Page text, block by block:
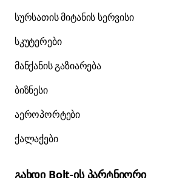
სურსათის მიტანის სერვისი
სკუტერები
მანქანის გაზიარება
ბიზნესი
აეროპორტები
ქალაქები
გახდი Bolt-ის პარტნიორი